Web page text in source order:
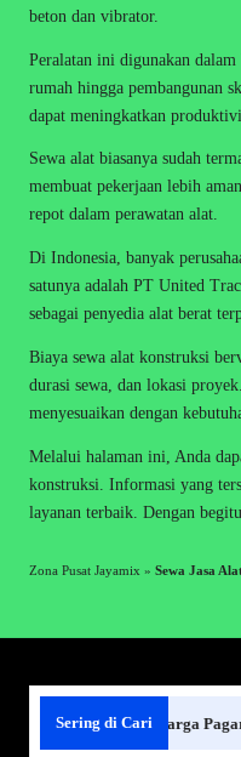
beton dan vibrator.
Peralatan ini digunakan
rumah hingga pembangunan
dapat meningkatkan
Sewa alat biasanya sudah
membuat pekerjaan lebih
repot dalam perawatan alat.
Di Indonesia, banyak
satunya adalah PT United
sebagai penyedia alat berat
Biaya sewa alat konstruksi
durasi sewa, dan lokasi
menyesuaikan dengan
Melalui halaman ini, Anda
konstruksi. Informasi yang
layanan terbaik. Dengan
Zona Pusat Jayamix » Sewa Jasa
Sering di Cari
Harga Pagar Panel Beton